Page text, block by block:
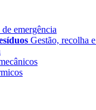
emergência
Gestão, recolha